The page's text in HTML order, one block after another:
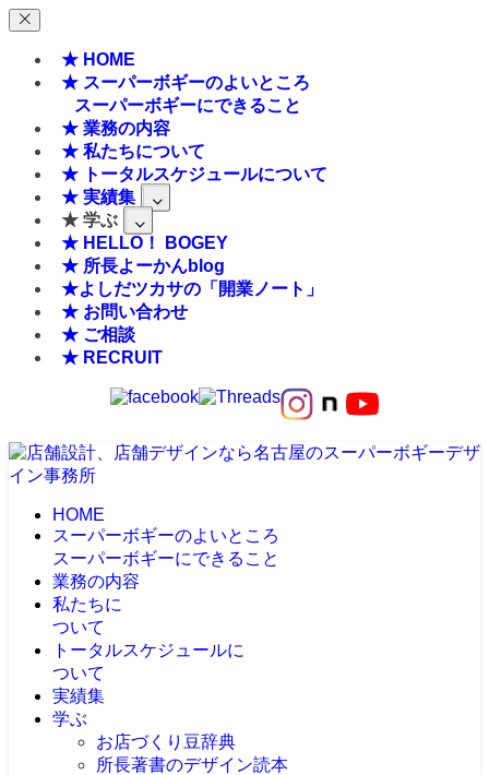
★ HOME
★ スーパーボギーのよいところ
スーパーボギーにできること
★ 業務の内容
★ 私たちについて
★ トータルスケジュールについて
★ 実績集
★ 学ぶ
★ HELLO！ BOGEY
★ 所長よーかんblog
★よしだツカサの「開業ノート」
★ お問い合わせ
★ ご相談
★ RECRUIT
HOME
スーパーボギーのよいところ
スーパーボギーにできること
業務の内容
私たちに
ついて
トータルスケジュールに
ついて
実績集
学ぶ
お店づくり豆辞典
所長著書のデザイン読本